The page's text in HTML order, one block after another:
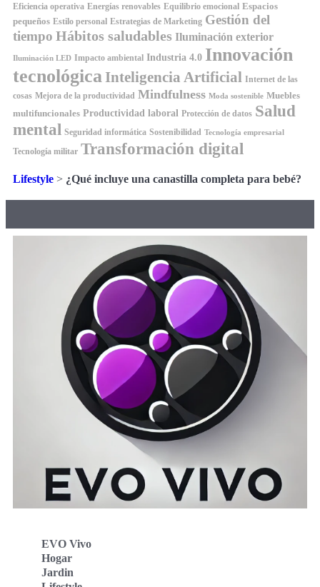
Eficiencia operativa Energías renovables Equilibrio emocional Espacios
pequeños Estilo personal Estrategias de Marketing Gestión del
tiempo Hábitos saludables Iluminación exterior
Iluminación LED Impacto ambiental Industria 4.0 Innovación
tecnológica Inteligencia Artificial Internet de las
cosas Mejora de la productividad Mindfulness Moda sostenible Muebles
multifuncionales Productividad laboral Protección de datos Salud
mental Seguridad informática Sostenibilidad Tecnología empresarial
Tecnología militar Transformación digital
Lifestyle > ¿Qué incluye una canastilla completa para bebé?
EVO Vivo
Hogar
Jardin